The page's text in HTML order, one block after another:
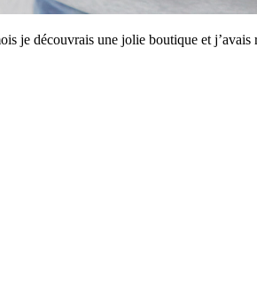
je découvrais une jolie boutique et